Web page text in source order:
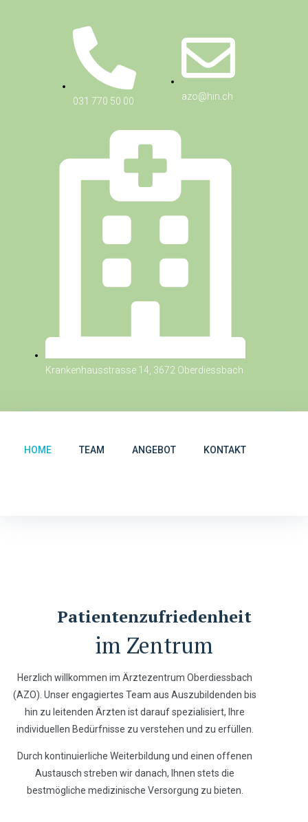
031 770 50 00 azo@hin.ch
Krankenhausstrasse 14, 3672 Oberdiessbach
HOME TEAM ANGEBOT KONTAKT
Patientenzufriedenheit
im Zentrum
Herzlich willkommen im Ärztezentrum Oberdiessbach
(AZO). Unser engagiertes Team aus Auszubildenden bis
hin zu leitenden Ärzten ist darauf spezialisiert, Ihre
individuellen Bedürfnisse zu verstehen und zu erfüllen.
Durch kontinuierliche Weiterbildung und einen offenen
Austausch streben wir danach, Ihnen stets die
bestmögliche medizinische Versorgung zu bieten.